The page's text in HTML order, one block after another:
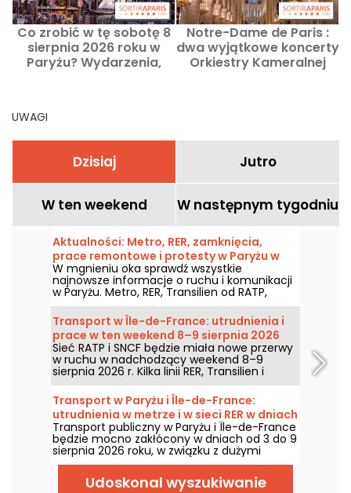
Co zrobić w tę sobotę 8
sierpnia 2026 roku w
Paryżu? Wydarzenia,
Notre-Dame de Paris :
dwa wyjątkowe koncerty
Orkiestry Kameralnej
UWAGI
Dzisiaj Jutro
W ten weekend W następnym tygodniu
Aktualności: Metro, RER, zamknięcia,
prace remontowe i protesty w Paryżu w
dniu Sobota, 8 sierpień 2026
W mgnieniu oka sprawdź wszystkie
najnowsze informacje o ruchu i komunikacji
w Paryżu. Metro, RER, Transilien od RATP,
remonty, utrudnienia, duże wydarzenia i
manifestacje — podpowiadamy, co warto
wiedzieć, zanim wyjdziesz na ulice Paryża w
Sobota, 8 sierpień 2026.
Transport w Île-de-France: utrudnienia i
prace w ten weekend 8–9 sierpnia 2026
Sieć RATP i SNCF będzie miała nowe przerwy
w ruchu w nadchodzący weekend 8–9
sierpnia 2026 r. Kilka linii RER, Transilien i
metra będzie objętych pracami i przerwami;
podajemy pełny zestaw informacji, aby
pomóc w zaplanowaniu podróży.
Transport w Paryżu i Île-de-France:
utrudnienia w metrze i w sieci RER w dniach
3–9 sierpnia 2026.
Transport publiczny w Paryżu i Île-de-France
będzie mocno zakłócony w dniach od 3 do 9
sierpnia 2026 roku, w związku z dużymi
pracami letnimi, które dotykają szczególnie
niektórych linii, według RATP i SNCF.
Udoskonal wyszukiwanie